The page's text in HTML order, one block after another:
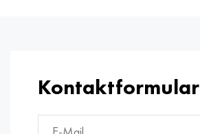
Kontaktformular